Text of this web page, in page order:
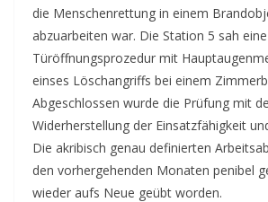
die Menschenrettung in einem
abzuarbeiten war. Die Station 5 sah eine
Türöffnungsprozedur mit
einses Löschangriffs bei einem
Abgeschlossen wurde die Prüfung mit
Widerherstellung der Einsatzfähigkeit
Die akribisch genau definierten
den vorhergehenden Monaten penibel
wieder aufs Neue geübt worden.